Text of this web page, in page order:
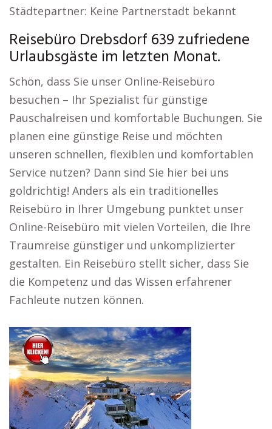
Städtepartner: Keine Partnerstadt bekannt
Reisebüro Drebsdorf 639 zufriedene
Urlaubsgäste im letzten Monat.
Schön, dass Sie unser Online-Reisebüro
besuchen – Ihr Spezialist für günstige
Pauschalreisen und komfortable Buchungen. Sie
planen eine günstige Reise und möchten
unseren schnellen, flexiblen und komfortablen
Service nutzen? Dann sind Sie hier bei uns
goldrichtig! Anders als ein traditionelles
Reisebüro in Ihrer Umgebung punktet unser
Online-Reisebüro mit vielen Vorteilen, die Ihre
Traumreise günstiger und unkomplizierter
gestalten. Ein Reisebüro stellt sicher, dass Sie
die Kompetenz und das Wissen erfahrener
Fachleute nutzen können.